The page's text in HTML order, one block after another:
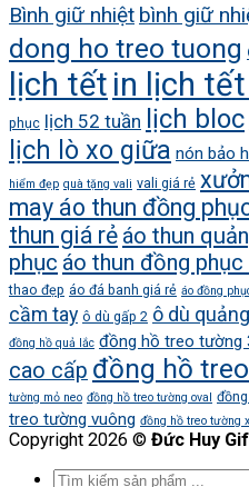
Bình giữ nhiệt bình giữ
dong ho treo tuong
lịch tết in lịch
phục lịch 52 tuần lịch bloc
lịch lò xo giữa nón bảo
hiểm đẹp quà tặng vali vali giá rẻ
may áo thun đồng
thun giá rẻ áo thun
phục áo thun đồng
thao đẹp áo đá banh giá rẻ áo đồng
cầm tay ô dù gấp 2 ô dù
đồng hồ quả lắc đồng hồ treo tường
cao cấp đồng hồ
tường mỏ neo đồng hồ treo tường oval
treo tường vuông đồng hồ treo tường
Copyright 2026 © Đức Huy